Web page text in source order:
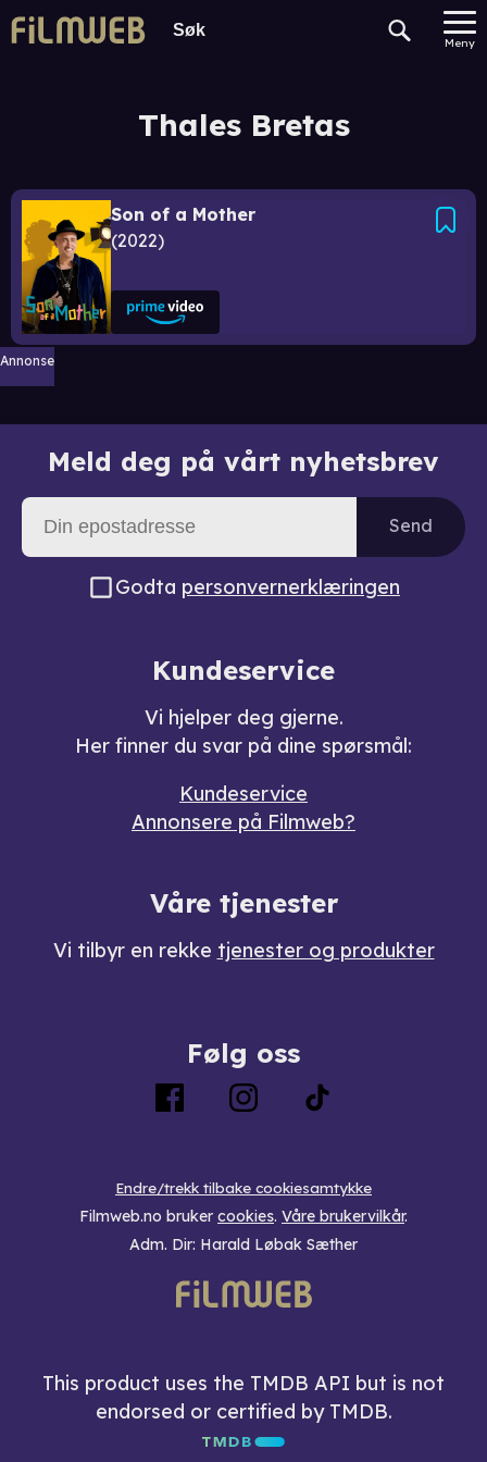
Meny
Thales Bretas
Son of a Mother
2022
Annonse
Meld deg på vårt nyhetsbrev
Send
Godta personvernerklæringen
Kundeservice
Vi hjelper deg gjerne.
Her finner du svar på dine spørsmål:
Kundeservice
Annonsere på Filmweb?
Våre tjenester
Vi tilbyr en rekke tjenester og produkter
Følg oss
Endre/trekk tilbake cookiesamtykke
Filmweb.no bruker cookies. Våre brukervilkår.
Adm. Dir: Harald Løbak Sæther
This product uses the TMDB API but is not
endorsed or certified by TMDB.